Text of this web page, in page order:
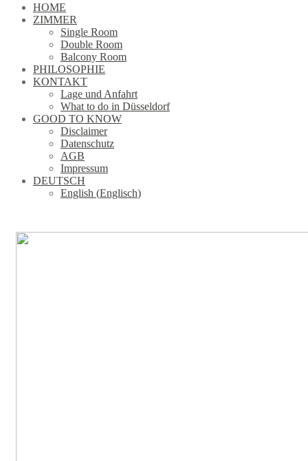
HOME
ZIMMER
Single Room
Double Room
Balcony Room
PHILOSOPHIE
KONTAKT
Lage und Anfahrt
What to do in Düsseldorf
GOOD TO KNOW
Disclaimer
Datenschutz
AGB
Impressum
DEUTSCH
English (Englisch)